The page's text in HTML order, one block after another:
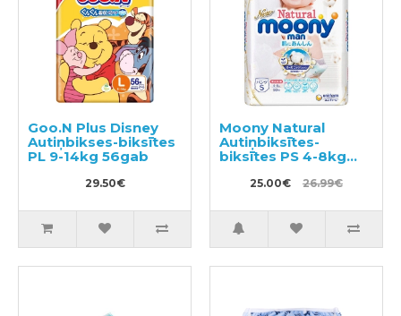
Goo.N Plus Disney
Autiņbikses-biksītes
PL 9-14kg 56gab
29.50€
Moony Natural
Autiņbiksītes-
biksītes PS 4-8kg
25.00€ 26.99€